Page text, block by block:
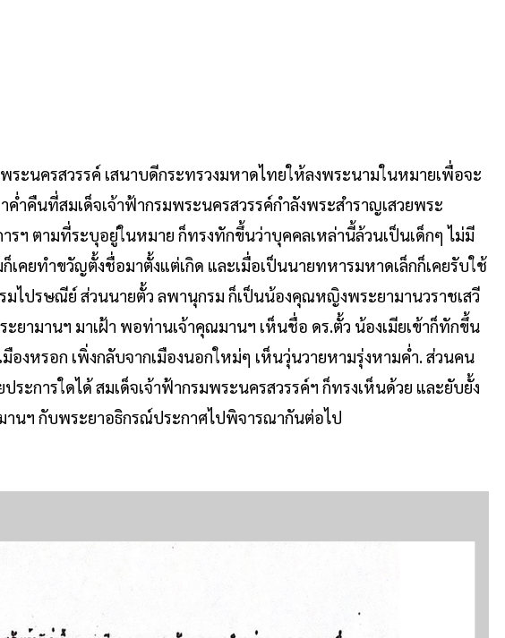
ระนครสวรรค์ เสนาบดีกระทรวงมหาดไทยให้ลงพระนามในหมายเพื่อจะ
ำคืนที่สมเด็จเจ้าฟ้ากรมพระนครสวรรค์กำลังพระสำราญเสวยพระ
รฯ ตามที่ระบุอยู่ในหมาย ก็ทรงทักขึ้นว่าบุคคลเหล่านี้ล้วนเป็นเด็กๆ ไม่มี
เคยทำขวัญตั้งชื่อมาตั้งแต่เกิด และเมื่อเป็นนายทหารมหาดเล็กก็เคยรับใช้
มไปรษณีย์ ส่วนนายตั้ว ลพานุกรม ก็เป็นน้องคุณหญิงพระยามานวราชเสวี
ะยามานฯ มาเฝ้า พอท่านเจ้าคุณมานฯ เห็นชื่อ ดร.ตั้ว น้องเมียเข้าก็ทักขึ้น
มืองหรอก เพิ่งกลับจากเมืองนอกใหม่ๆ เห็นวุ่นวายหามรุ่งหามค่ำ. ส่วนคน
ะการใดได้ สมเด็จเจ้าฟ้ากรมพระนครสวรรค์ฯ ก็ทรงเห็นด้วย และยับยั้ง
านฯ กับพระยาอธิกรณ์ประกาศไปพิจารณากันต่อไป